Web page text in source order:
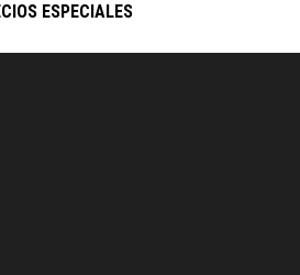
ESPECIALES